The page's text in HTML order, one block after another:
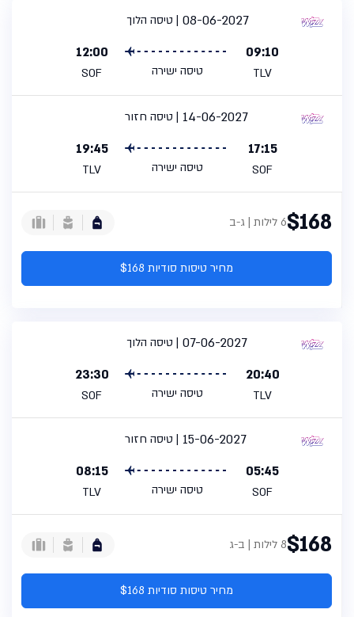
טיסה הלוך
08-06-2027
09:10
TLV טיסה ישירה
12:00
SOF
טיסה חזור
14-06-2027
17:15
SOF טיסה ישירה
19:45
TLV
$1686 לילות | ג-ב
מחיר טיסות סודיות $168
טיסה הלוך
07-06-2027
20:40
TLV טיסה ישירה
23:30
SOF
טיסה חזור
15-06-2027
05:45
SOF טיסה ישירה
08:15
TLV
$1688 לילות | ב-ג
מחיר טיסות סודיות $168